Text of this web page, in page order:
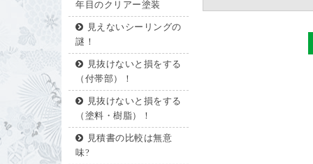
年目のクリアー塗装
見えないシーリングの
謎！
見抜けないと損をする
（付帯部）！
見抜けないと損をする
（塗料・樹脂）！
見積書の比較は無意
味?